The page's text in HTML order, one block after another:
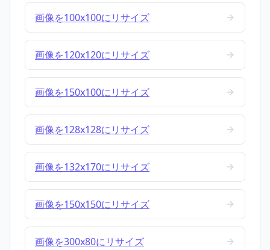
画像を100x100にリサイズ
画像を120x120にリサイズ
画像を150x100にリサイズ
画像を128x128にリサイズ
画像を132x170にリサイズ
画像を150x150にリサイズ
画像を300x80にリサイズ